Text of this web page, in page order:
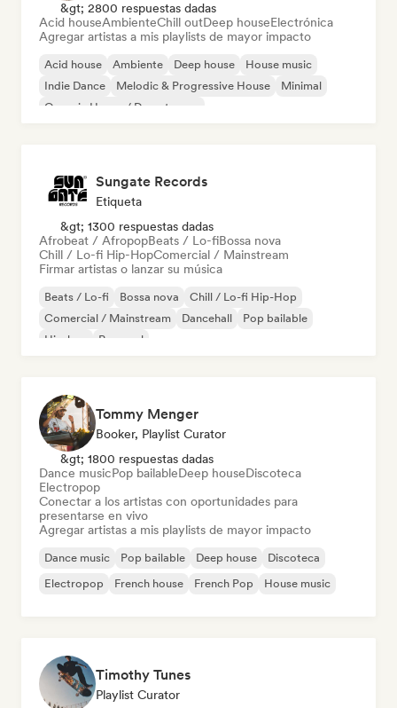
&gt; 2800 respuestas dadas
Acid houseAmbienteChill outDeep houseElectrónica
Agregar artistas a mis playlists de mayor impacto
Acid house Ambiente Deep house
House music
Indie Dance
Melodic & Progressive House
Minimal
Organic House / Downtempo
Sungate Records
Etiqueta
&gt; 1300 respuestas dadas
Afrobeat / AfropopBeats / Lo-fiBossa nova
Chill / Lo-fi Hip-HopComercial / Mainstream
Firmar artistas o lanzar su música
Beats / Lo-fi Bossa nova
Chill / Lo-fi Hip-Hop
Comercial / Mainstream
Dancehall
Pop bailable
Hip-hop
Pop soul
Tommy Menger
Booker, Playlist Curator
&gt; 1800 respuestas dadas
Dance musicPop bailableDeep houseDiscoteca
Electropop
Conectar a los artistas con oportunidades para
presentarse en vivo
Agregar artistas a mis playlists de mayor impacto
Dance music Pop bailable Deep house
Discoteca
Electropop
French house French Pop House music
Timothy Tunes
Playlist Curator